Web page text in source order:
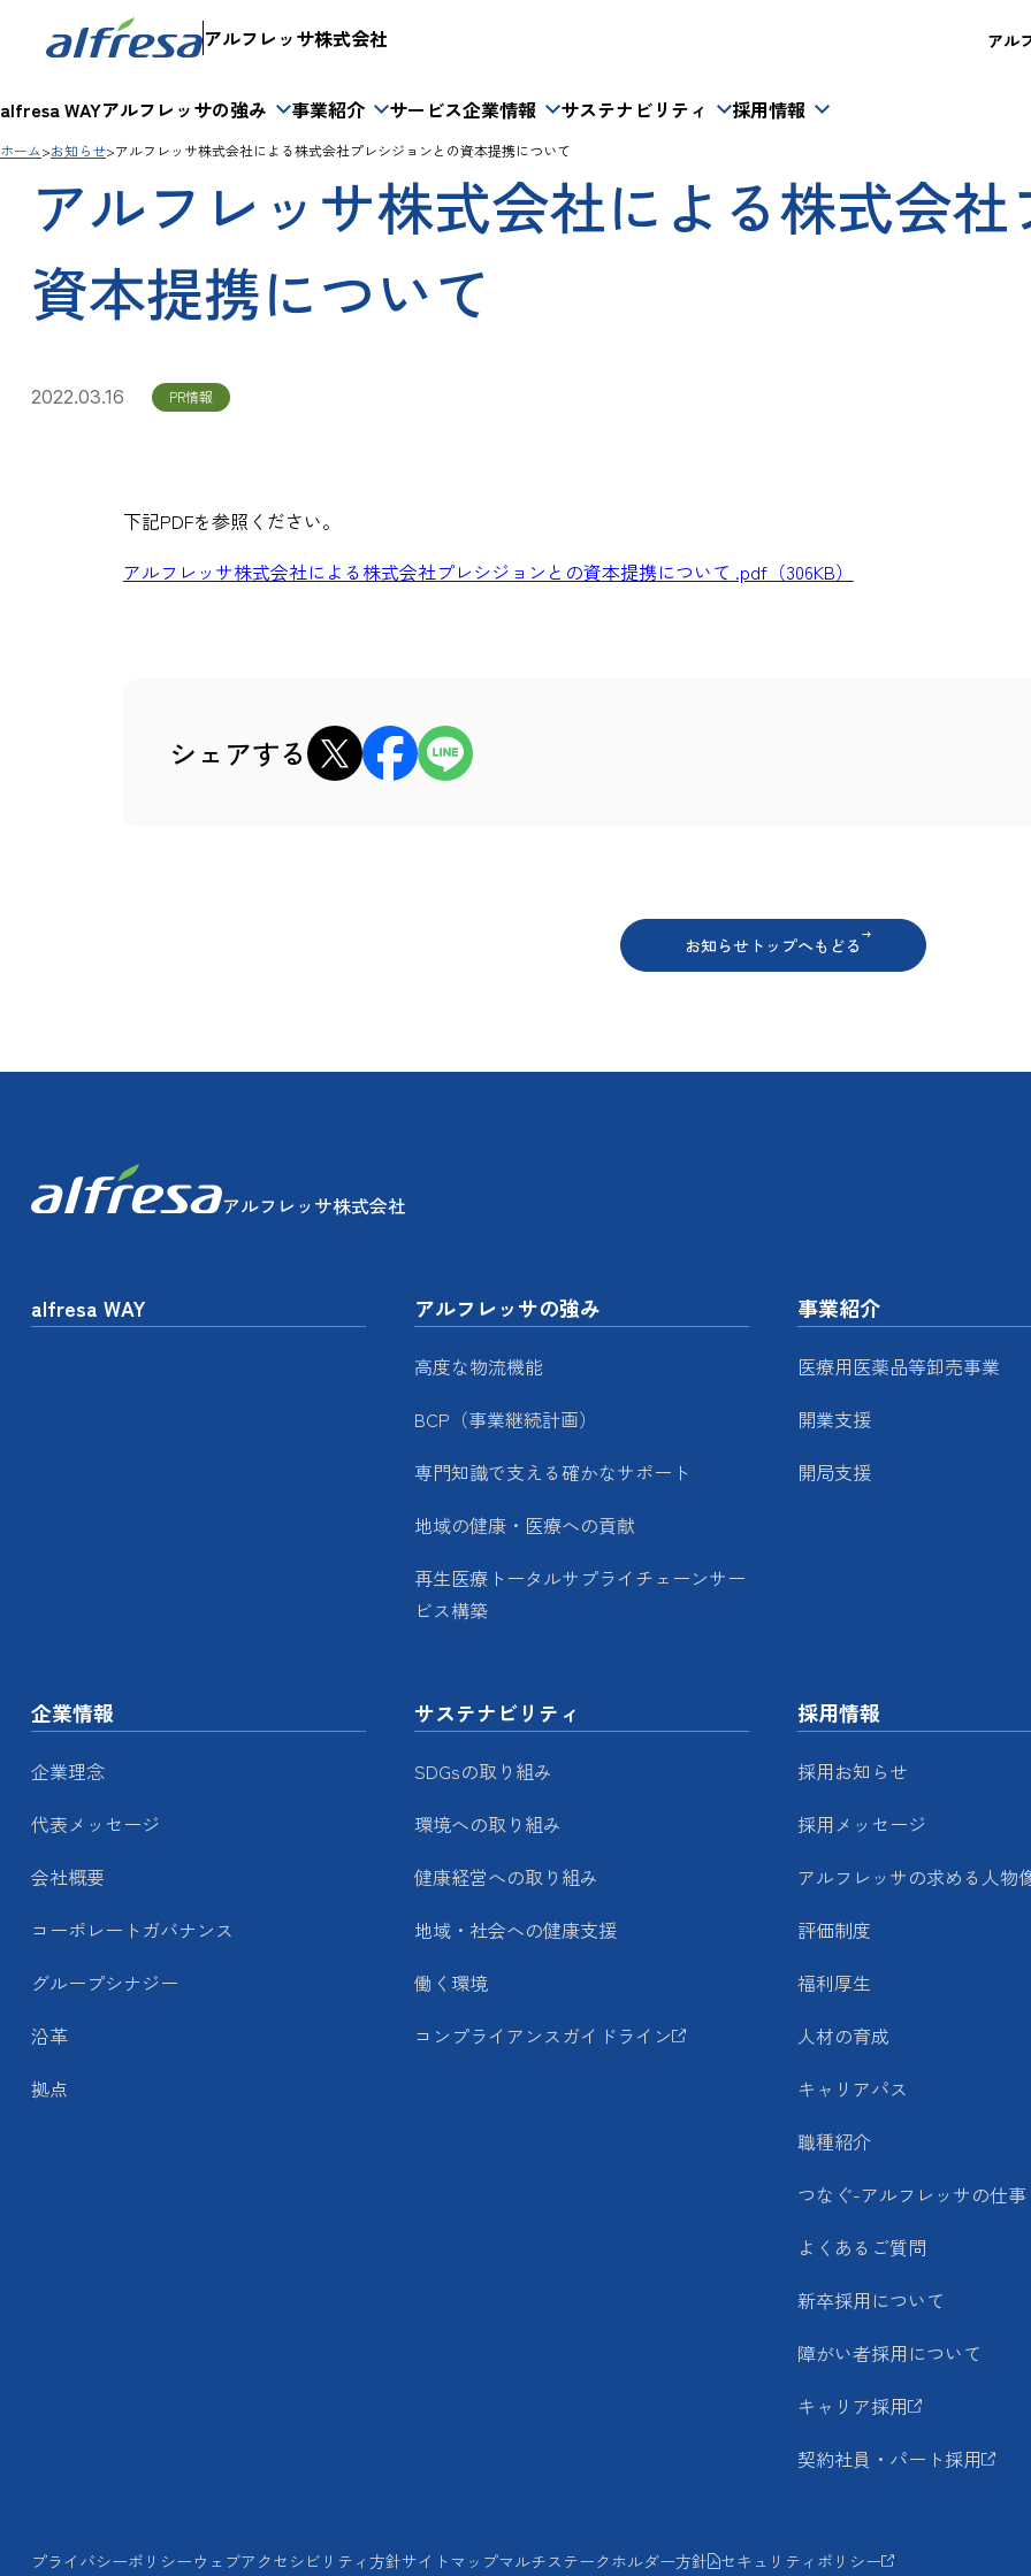
アルフレッサ株式会社
alfresa WAYアルフレッサの強み 事業紹介 サービス企業情報 サステナビリティ 採用情報
アル
ホーム お知らせ アルフレッサ株式会社による株式会社プレシジョンとの資本提携について
アルフレッサ株式会社による株式会
資本提携について
2022.03.16 PR情報
下記PDFを参照ください。
アルフレッサ株式会社による株式会社プレシジョンとの資本提携について .pdf（306KB）
シェアする xでシェアFacebookでシェア
LINEでシェア
お知らせトップへもどる
アルフレッサ株式会社
alfresa WAY アルフレッサの強み
高度な物流機能
BCP（事業継続計画）
専門知識で支える確かなサポート
地域の健康・医療への貢献
再生医療トータルサプライチェーンサー
ビス構築
事業紹介
医療用医薬品等卸売事業
開業支援
開局支援
企業情報
企業理念
代表メッセージ
会社概要
コーポレートガバナンス
グループシナジー
沿革
拠点
サステナビリティ
SDGsの取り組み
環境への取り組み
健康経営への取り組み
地域・社会への健康支援
働く環境
コンプライアンスガイドライン
採用情報
採用お知らせ
採用メッセージ
アルフレッサの求める人物
評価制度
福利厚生
人材の育成
キャリアパス
職種紹介
つなぐ-アルフレッサの仕事
よくあるご質問
新卒採用について
障がい者採用について
キャリア採用
契約社員・パート採用
プライバシーポリシー ウェブアクセシビリティ方針サイトマップマルチステークホルダー方針 セキュリティポリシー